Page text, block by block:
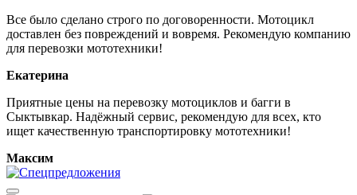
Все было сделано строго по договоренности. Мотоцикл
доставлен без повреждений и вовремя. Рекомендую компанию
для перевозки мототехники!
Екатерина
Приятные цены на перевозку мотоциклов и багги в
Сыктывкар. Надёжный сервис, рекомендую для всех, кто
ищет качественную транспортировку мототехники!
Максим